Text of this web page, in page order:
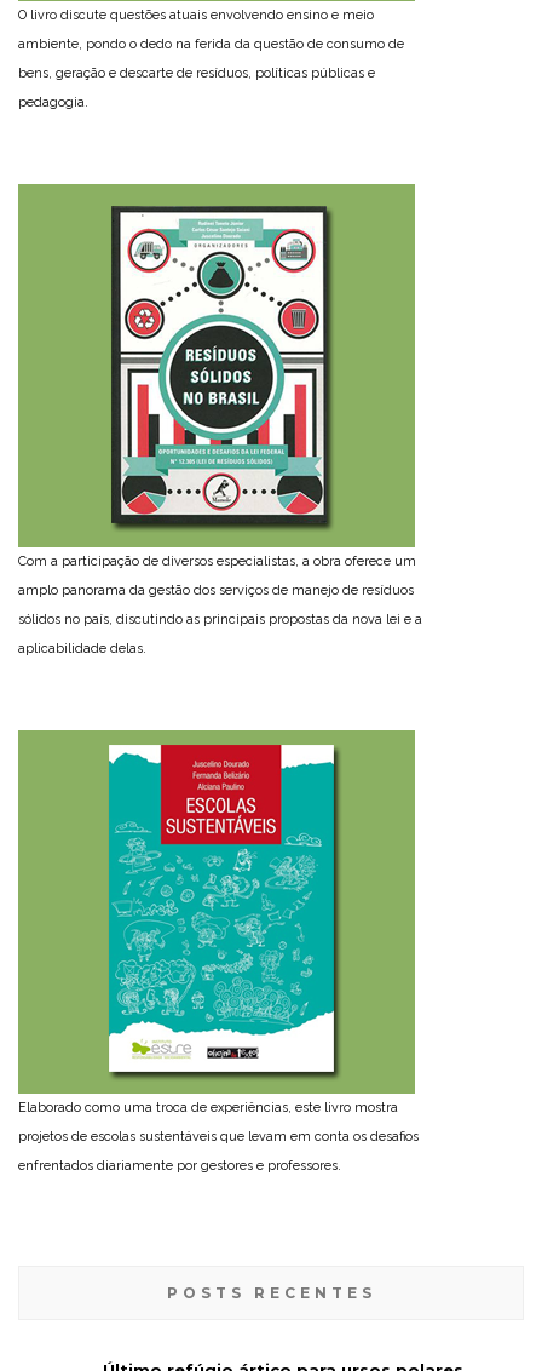
O livro discute questões atuais envolvendo ensino e meio
ambiente, pondo o dedo na ferida da questão de consumo de
bens, geração e descarte de resíduos, políticas públicas e
pedagogia.
Com a participação de diversos especialistas, a obra oferece um
amplo panorama da gestão dos serviços de manejo de resíduos
sólidos no país, discutindo as principais propostas da nova lei e a
aplicabilidade delas.
Elaborado como uma troca de experiências, este livro mostra
projetos de escolas sustentáveis que levam em conta os desafios
enfrentados diariamente por gestores e professores.
POSTS RECENTES